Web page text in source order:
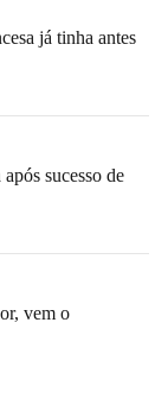
já tinha antes
sucesso de
vem o